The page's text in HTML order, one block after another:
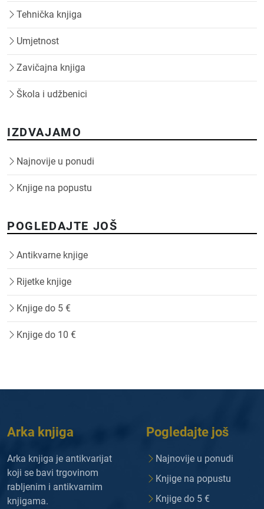
Tehnička knjiga
Umjetnost
Zavičajna knjiga
Škola i udžbenici
IZDVAJAMO
Najnovije u ponudi
Knjige na popustu
POGLEDAJTE JOŠ
Antikvarne knjige
Rijetke knjige
Knjige do 5 €
Knjige do 10 €
Arka knjiga
Arka knjiga je antikvarijat
koji se bavi trgovinom
rabljenim i antikvarnim
knjigama.
Pogledajte još
Najnovije u ponudi
Knjige na popustu
Knjige do 5 €